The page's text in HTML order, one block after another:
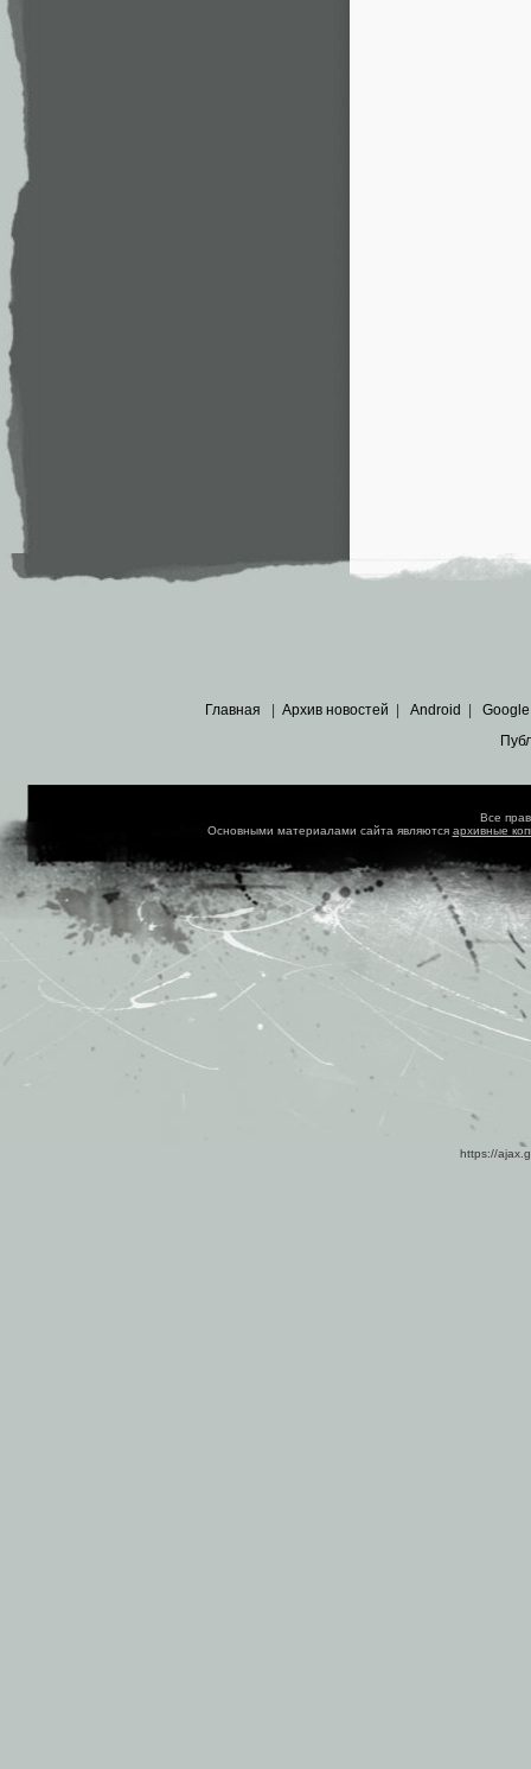
Главная Архив новостей Android Google
Все
Основными материалами сайта являются архивные
https://